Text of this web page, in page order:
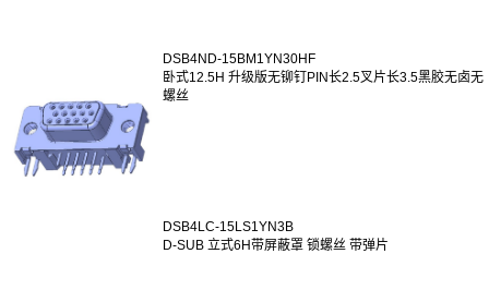
DSB4ND-15BM1YN30HF
卧式12.5H 升级版无铆钉PIN长2.5叉片长3.5黑胶无卤无
螺丝
DSB4LC-15LS1YN3B
D-SUB 立式6H带屏蔽罩 锁螺丝 带弹片